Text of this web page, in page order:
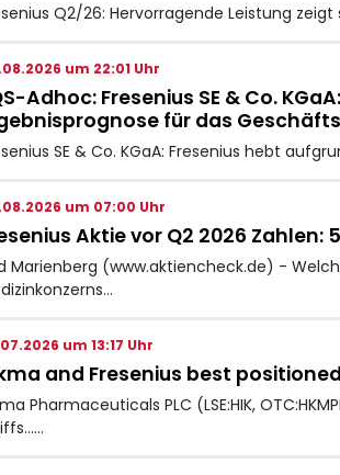
Q2/26: Hervorragende Leistung
um 22:01 Uhr
Adhoc: Fresenius SE & Co.
für das
SE & Co. KGaA: Fresenius hebt
um 07:00 Uhr
Aktie vor Q2 2026 Zahlen:
Marienberg (www.aktiencheck.de) -
um 13:17 Uhr
and Fresenius best
Pharmaceuticals PLC (LSE:HIK,